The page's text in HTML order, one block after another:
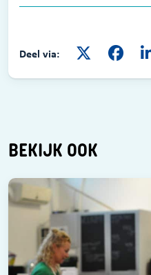
Deel via:
BEKIJK OOK